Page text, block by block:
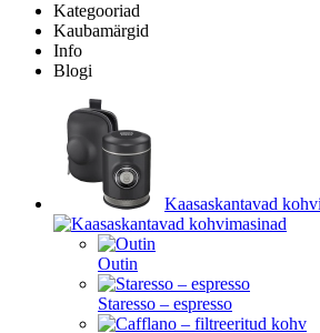
Kategooriad
Kaubamärgid
Info
Blogi
Kaasaskantavad
Outin
Staresso – espresso